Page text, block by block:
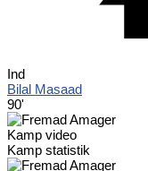
Ind
Bilal Masaad
90'
Kamp video
Kamp statistik